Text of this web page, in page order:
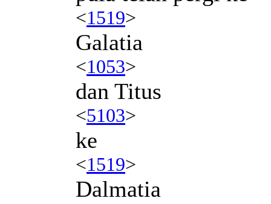
<1519>
Galatia
<1053>
dan Titus
<5103>
ke
<1519>
Dalmatia